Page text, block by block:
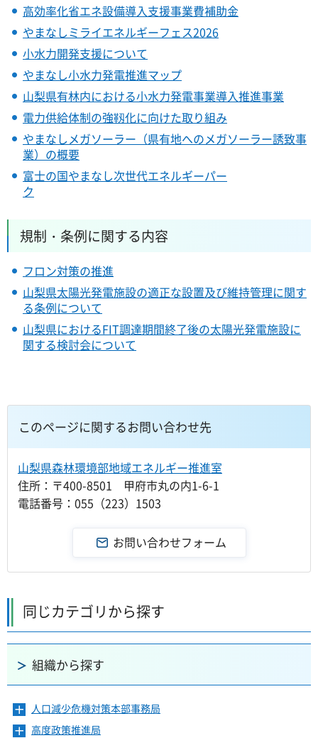
高効率化省エネ設備導入支援事業費補助金
やまなしミライエネルギーフェス2026
小水力開発支援について
やまなし小水力発電推進マップ
山梨県有林内における小水力発電事業導入推進事業
電力供給体制の強靱化に向けた取り組み
やまなしメガソーラー（県有地へのメガソーラー誘致事
業）の概要
富士の国やまなし次世代エネルギーパー
ク
規制・条例に関する内容
フロン対策の推進
山梨県太陽光発電施設の適正な設置及び維持管理に関す
る条例について
山梨県におけるFIT調達期間終了後の太陽光発電施設に
関する検討会について
このページに関するお問い合わせ先
山梨県森林環境部地域エネルギー推進室
住所：〒400-8501 甲府市丸の内1-6-1
電話番号：055（223）1503
同じカテゴリから探す
組織から探す
メ
ニ
人口減少危機対策本部事務局
メ
高度政策推進局